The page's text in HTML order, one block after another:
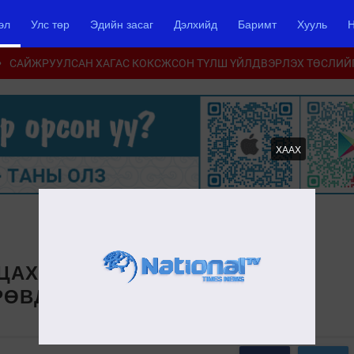
Улс төр Эдийн засаг Дэлхийд Баримт Хууль
ХААХ
САЙЖРУУЛСАН ХАГАС КОКСЖСОН ТҮЛШ ҮЙЛДВЭРЛЭХ
СТАНЦ” ТӨСЛИЙН
САРЫН 1-НД